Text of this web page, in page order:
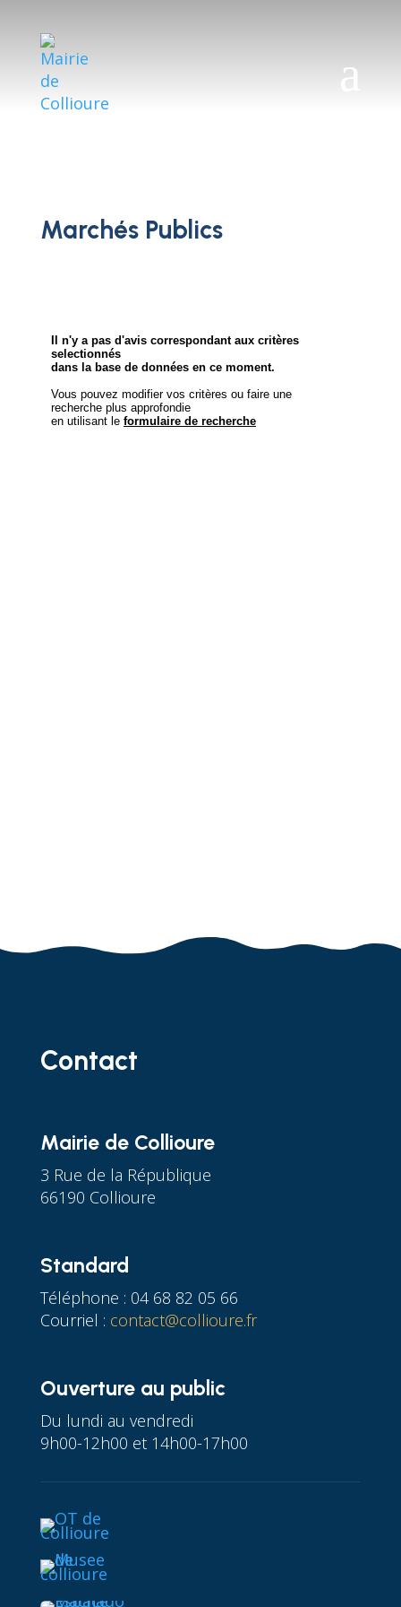
a
Marchés Publics
Contact
Mairie de Collioure
3 Rue de la République
66190 Collioure
Standard
Téléphone : 04 68 82 05 66
Courriel : contact@collioure.fr
Ouverture au public
Du lundi au vendredi
9h00-12h00 et 14h00-17h00